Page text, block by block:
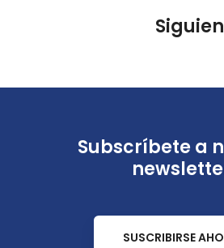
Subscríbete a
SUSCRIBIRSE